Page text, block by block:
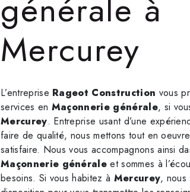
générale à
Mercurey
L’entreprise Rageot Construction vous
services en Maçonnerie générale, si
Mercurey. Entreprise usant d’une
faire de qualité, nous mettons tout en
satisfaire. Nous vous accompagnons ainsi
Maçonnerie générale et sommes à
besoins. Si vous habitez à Mercurey, nous